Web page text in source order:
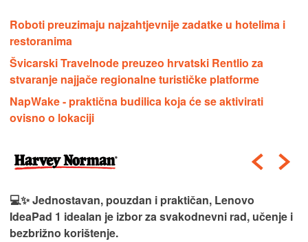
Roboti preuzimaju najzahtjevnije zadatke u hotelima i
restoranima
Švicarski Travelnode preuzeo hrvatski Rentlio za
stvaranje najjače regionalne turističke platforme
NapWake - praktična budilica koja će se aktivirati
ovisno o lokaciji
💻✨ Jednostavan, pouzdan i praktičan, Lenovo
IdeaPad 1 idealan je izbor za svakodnevni rad, učenje i
bezbrižno korištenje.